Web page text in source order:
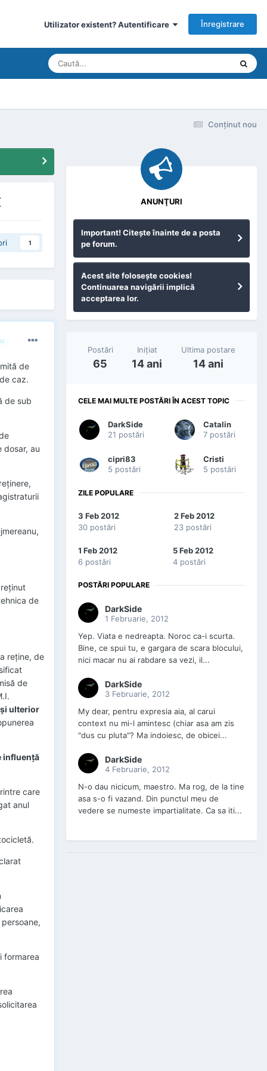
Utilizator existent? Autentificare Înregistrare
Conţinut nou
1
de
caz.
de sub
dosar, au
de
reţine, de
de
ulterior
influenţă
care
anul
formarea
ANUNŢURI
Important! Citeşte înainte de a posta
pe forum.
Acest site foloseşte cookies!
Continuarea navigării implică
acceptarea lor.
Postări
65
Iniţiat
14 ani
Ultima postare
14 ani
CELE MAI MULTE POSTĂRI ÎN ACEST TOPIC
DarkSide
21 postări
Catalin
7 postări
cipri83
5 postări
Cristi
5 postări
ZILE POPULARE
3 Feb 2012
30 postări
2 Feb 2012
23 postări
1 Feb 2012
6 postări
5 Feb 2012
4 postări
POSTĂRI POPULARE
DarkSide
1 Februarie, 2012
Yep. Viata e nedreapta. Noroc ca-i scurta.
Bine, ce spui tu, e gargara de scara blocului,
nici macar nu ai rabdare sa vezi, il...
DarkSide
3 Februarie, 2012
My dear, pentru expresia aia, al carui
context nu mi-l amintesc (chiar asa am zis
"dus cu pluta"? Ma indoiesc, de obicei...
DarkSide
4 Februarie, 2012
N-o dau nicicum, maestro. Ma rog, de la tine
asa s-o fi vazand. Din punctul meu de
vedere se numeste impartialitate. Ca sa iti...